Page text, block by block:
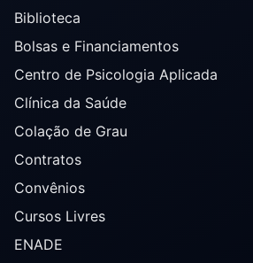
Biblioteca
Bolsas e Financiamentos
Centro de Psicologia Aplicada
Clínica da Saúde
Colação de Grau
Contratos
Convênios
Cursos Livres
ENADE